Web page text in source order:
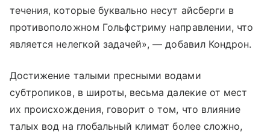
течения, которые буквально несут айсберги в
противоположном Гольфстриму направлении, что
является нелегкой задачей», — добавил Кондрон.
Достижение талыми пресными водами
субтропиков, в широты, весьма далекие от мест
их происхождения, говорит о том, что влияние
талых вод на глобальный климат более сложно,